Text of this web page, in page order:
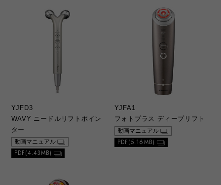
に直接お問い合わせの上、ご購入いただきま
すようお願いいたします。なお、カスタマー
サポートにて無償での印刷等のサービスは行
っておりませんことをご了承ください。
3）製品の生産中止などの理由により、お求め
の取扱説明書をご提供できない場合がありま
すので、あらかじめご了承ください。
1）本ウェブサイトでダウンロードできる総合
カタログ、取扱説明書は、原則、初版当初の
ものを掲載しております。お客さまご相談窓
口の連絡先などが変更されている場合があり
ますので、あらかじめご了承ください。
2）本ウェブサイトに公開されている総合カタ
お持ちの製品がその後の仕様変更により、異
YJFD3
WAVY ニードルリフトポイン
ター
動画マニュアル
PDF(4.43MB)
YJFA1
フォトプラス ディープリフト
動画マニュアル
PDF(5.16MB)